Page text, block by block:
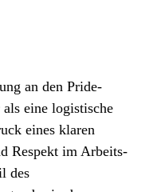
an den Pride-
eine logistische
eines klaren
Respekt im Arbeits-
des